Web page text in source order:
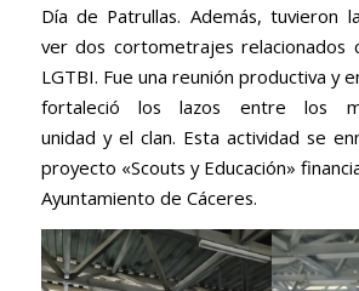
Día de Patrullas. Además, tuvieron
ver dos cortometrajes relacionados
LGTBI. Fue una reunión productiva y
fortaleció los lazos entre los
unidad y el clan. Esta actividad se
proyecto «Scouts y Educación»
Ayuntamiento de Cáceres.